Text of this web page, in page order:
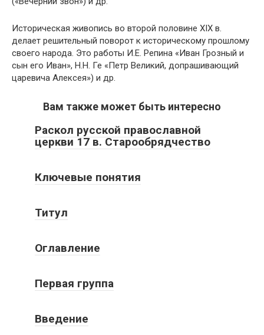
Историческая живопись во второй половине XIX в.
делает решительный поворот к историческому прошлому
своего народа. Это работы И.Е. Репина «Иван Грозный и
сын его Иван», Н.Н. Ге «Петр Великий, допрашивающий
царевича Алексея») и др.
Вам также может быть интересно
Раскол русской православной
церкви 17 в. Старообрядчество
Ключевые понятия
Титул
Оглавление
Первая группа
Введение